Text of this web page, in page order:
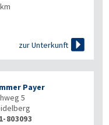
zur Unterkunft 
Payer
5
803093